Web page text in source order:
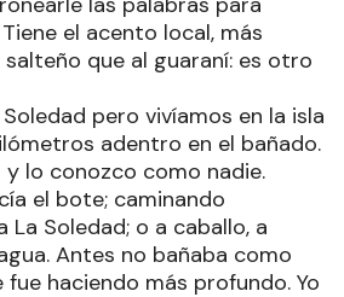
el acento local, más
que al guaraní: es otro
pero vivíamos en la isla
adentro en el bañado.
y lo conozco como nadie.
el bote; caminando
La Soledad; o a caballo, a
Antes no bañaba como
fue haciendo más profundo. Yo